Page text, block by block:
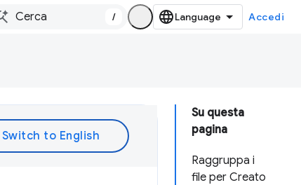
/ Accedi
Su questa
pagina
Raggruppa i
file per Creato